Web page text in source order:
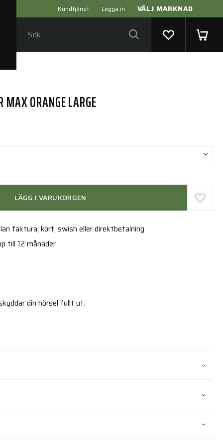
Kundtjänst Logga in VÄLJ MARKNAD
MAX ORANGE LARGE
LÄGG I VARUKORGEN
faktura, kort, swish eller direktbetalning
till 12 månader
din hörsel fullt ut.